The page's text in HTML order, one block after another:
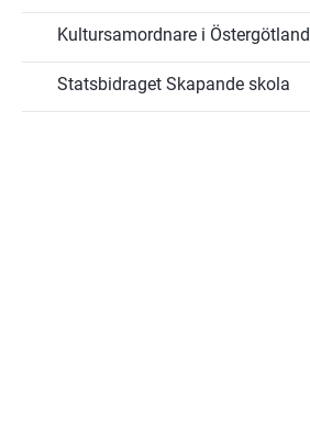
Kultursamordnare i Östergötland
Statsbidraget Skapande skola